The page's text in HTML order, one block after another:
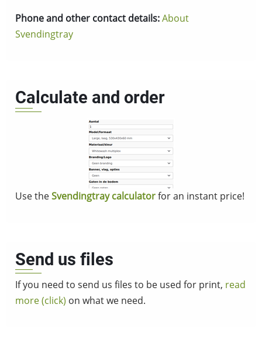
Phone and other contact details:About
Svendingtray
Calculate and order
Use theSvendingtray calculatorfor an instant price!
Send us files
If you need to send us files to be used for print, read
more (click) on what we need.